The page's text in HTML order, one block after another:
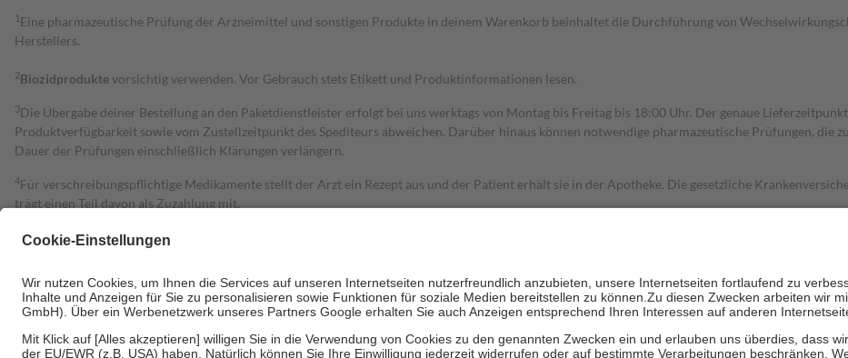
1 Eine pharmazeutische Prüfung der Arzneimittel und sonstigen Produkte in deinem Warenkorb beinhaltet die Durchführung von
Herstellers.
2Biozidproduktevorsichtig verwenden. Vor Gebrauch stets Etikett und Produktinformationen lesen.
3Die Übergabe deiner Bestellung an den Paketdienstleister erfolgt bei uns werktags von Montag bis Freitag bis 18:00 Uhr. Der genaue
Produktverfügbarkeit sowie vom Zustellzeitpunkt des Spediteurs abweichen. Darüber hinaus können notwendige pharmazeutische Prüfungen,
Dauer der Prüfungen einschließlich Klärungen verlängern.
4Für verschreibungspflichtige Medikamente stellt der Arzt ein Rezept aus und der Patient erhält sie in der Apotheke. Die gesetzliche
trägt einen Teil davon als Zuzahlung mit.
zu entrichten.
Bei Heilmitteln und häuslicher Krankenpflege beträgt die Zuzahlung zehn Prozent der Kosten sowie zehn Euro je Verordnung.
Um das Engagement der Versicherten für ihre eigene Gesundheit zu stärken und die besondere Stellung der Familie zu unterstützen, fallenkeine
• Kindern und Jugendlichen bis zum vollendeten 18. Lebensjahr mit Ausnahme der Fahrkosten
• Untersuchungen zur Vorsorge und Früherkennung, die von der GKV getragen werden